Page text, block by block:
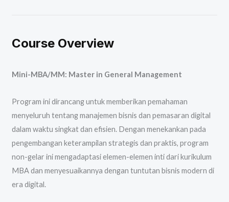
Course Overview
Mini-MBA/MM: Master in General Management
Program ini dirancang untuk memberikan pemahaman
menyeluruh tentang manajemen bisnis dan pemasaran digital
dalam waktu singkat dan efisien. Dengan menekankan pada
pengembangan keterampilan strategis dan praktis, program
non-gelar ini mengadaptasi elemen-elemen inti dari kurikulum
MBA dan menyesuaikannya dengan tuntutan bisnis modern di
era digital.